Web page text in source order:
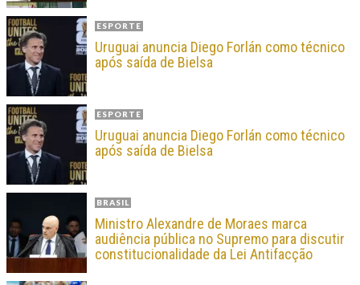
ESPORTE
Uruguai anuncia Diego Forlán como técnico
após saída de Bielsa
ESPORTE
Uruguai anuncia Diego Forlán como técnico
após saída de Bielsa
BRASIL
Ministro Alexandre de Moraes marca
audiência pública no Supremo para discutir
constitucionalidade da Lei Antifacção